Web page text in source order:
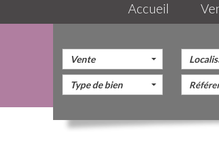
accueil
Vente
Type de bien